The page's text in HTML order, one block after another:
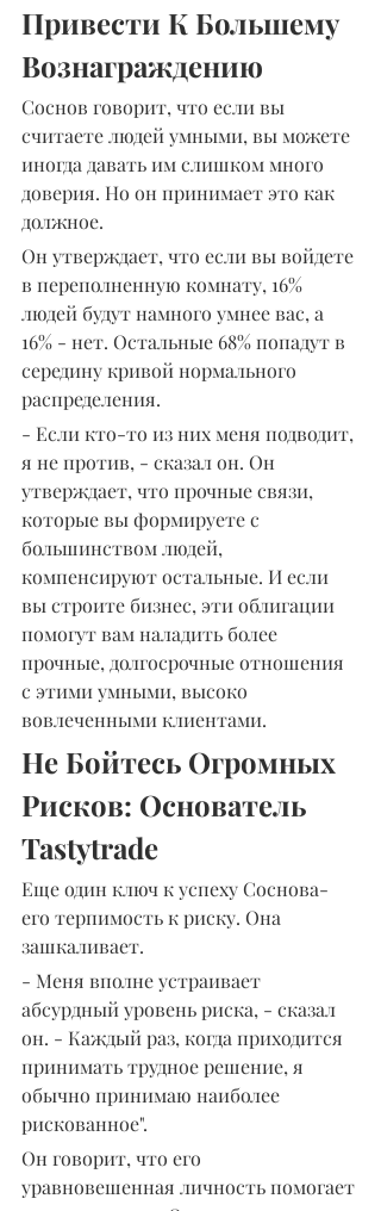
Привести К Большему
Вознаграждению
Соснов говорит, что если вы
считаете людей умными, вы можете
иногда давать им слишком много
доверия. Но он принимает это как
должное.
Он утверждает, что если вы войдете
в переполненную комнату, 16%
людей будут намного умнее вас, а
16% - нет. Остальные 68% попадут в
середину кривой нормального
распределения.
- Если кто-то из них меня подводит,
я не против, - сказал он. Он
утверждает, что прочные связи,
которые вы формируете с
большинством людей,
компенсируют остальные. И если
вы строите бизнес, эти облигации
помогут вам наладить более
прочные, долгосрочные отношения
с этими умными, высоко
вовлеченными клиентами.
Не Бойтесь Огромных
Рисков: Основатель
Tastytrade
Еще один ключ к успеху Соснова-
его терпимость к риску. Она
зашкаливает.
- Меня вполне устраивает
абсурдный уровень риска, - сказал
он. - Каждый раз, когда приходится
принимать трудное решение, я
обычно принимаю наиболее
рискованное".
Он говорит, что его
уравновешенная личность помогает